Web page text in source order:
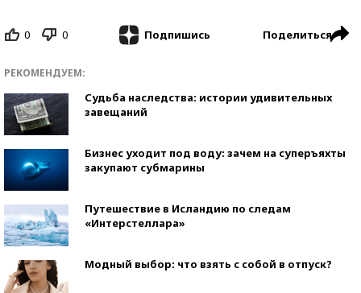
0 0 Подпишись Поделиться
РЕКОМЕНДУЕМ:
Судьба наследства: истории удивительных
завещаний
Бизнес уходит под воду: зачем на суперъяхты
закупают субмарины
Путешествие в Исландию по следам
«Интерстеллара»
Модный выбор: что взять с собой в отпуск?